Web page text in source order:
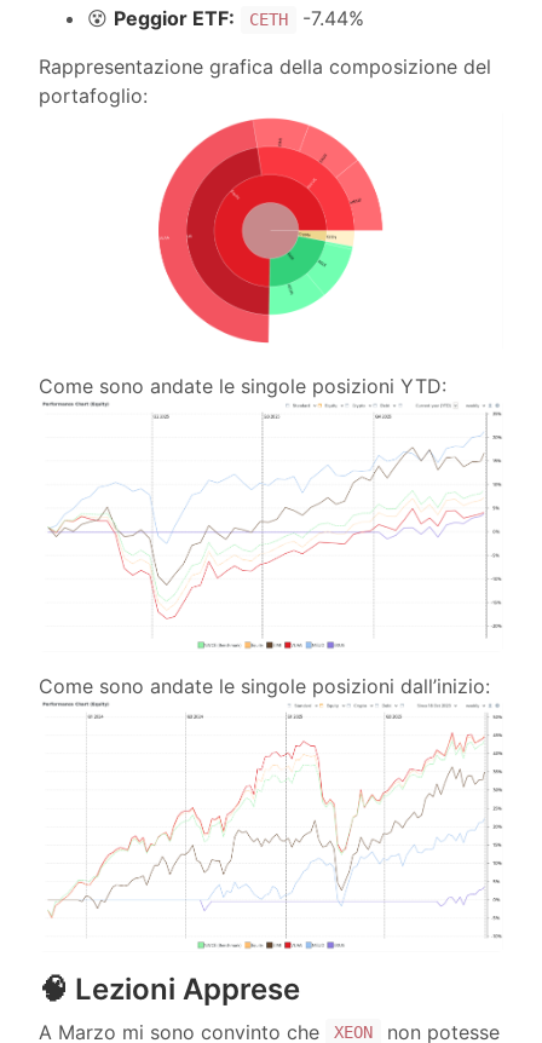
😵 Peggior ETF: CETH
-7.44%
Rappresentazione grafica della composizione del
portafoglio:
Come sono andate le singole posizioni YTD:
Come sono andate le singole posizioni dall’inizio:
🧠 Lezioni Apprese
A Marzo mi sono convinto che XEON
non potesse